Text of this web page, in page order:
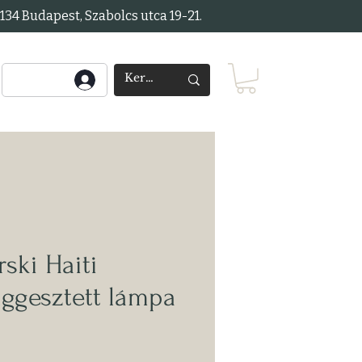
Budapest, Szabolcs utca 19-21.
Haiti
lámpa